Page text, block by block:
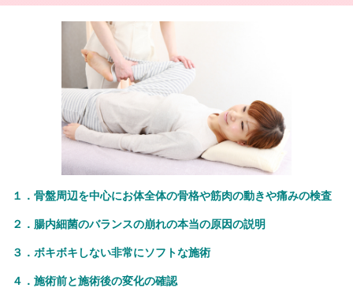
１．骨盤周辺を中心にお体全体の骨格や筋肉の動きや痛みの検査
２．腸内細菌のバランスの崩れの本当の原因の説明
３．ボキボキしない非常にソフトな施術
４．施術前と施術後の変化の確認